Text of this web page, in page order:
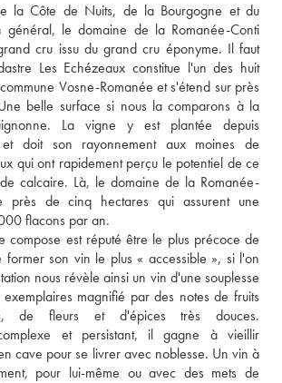
la Côte de Nuits, de la Bourgogne et du
le domaine de la Romanée-Conti
cru issu du grand cru éponyme. Il faut
Les Echézeaux constitue l'un des huit
Vosne-Romanée et s'étend sur près
belle surface si nous la comparons à la
La vigne y est plantée depuis
et doit son rayonnement aux moines de
qui ont rapidement perçu le potentiel de ce
calcaire. Là, le domaine de la Romanée-
près de cinq hectares qui assurent une
flacons par an.
compose est réputé être le plus précoce de
former son vin le plus « accessible », si l'on
nous révèle ainsi un vin d'une souplesse
magnifié par des notes de fruits
de fleurs et d'épices très douces.
complexe et persistant, il gagne à vieillir
cave pour se livrer avec noblesse. Un vin à
pour lui-même ou avec des mets de